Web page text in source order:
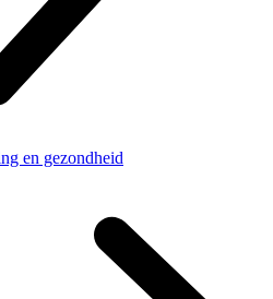
en gezondheid